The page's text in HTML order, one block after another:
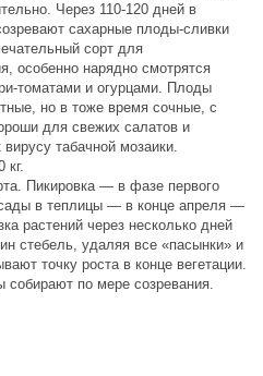
Через 110-120 дней в
сахарные плоды-сливки
сорт для
особенно нарядно смотрятся
томатами и огурцами. Плоды
но в тоже время сочные, с
для свежих салатов и
табачной мозаики.
кг.
Пикировка — в фазе первого
в теплицы — в конце апреля —
растений через несколько дней
стебель, удаляя все «пасынки» и
точку роста в конце вегетации.
по мере созревания.